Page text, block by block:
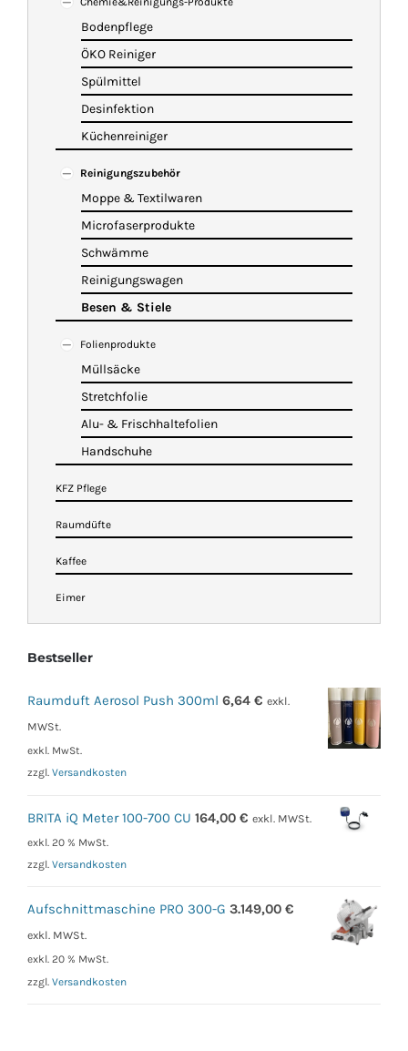
Bodenpflege
ÖKO Reiniger
Spülmittel
Desinfektion
Küchenreiniger
Reinigungszubehör
Moppe & Textilwaren
Microfaserprodukte
Schwämme
Reinigungswagen
Besen & Stiele
Folienprodukte
Müllsäcke
Stretchfolie
Alu- & Frischhaltefolien
Handschuhe
KFZ Pflege
Raumdüfte
Kaffee
Eimer
Bestseller
Raumduft Aerosol Push 300ml 6,64 € exkl.
MWSt.
exkl. MwSt.
zzgl. Versandkosten
BRITA iQ Meter 100-700 CU 164,00 € exkl. MWSt.
exkl. 20 % MwSt.
zzgl. Versandkosten
Aufschnittmaschine PRO 300-G 3.149,00 €
exkl. MWSt.
exkl. 20 % MwSt.
zzgl. Versandkosten